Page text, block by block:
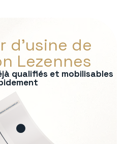
d’usine de
Lezennes
qualifiés et mobilisables